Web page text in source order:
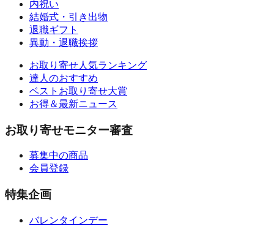
内祝い
結婚式・引き出物
退職ギフト
異動・退職挨拶
お取り寄せ人気ランキング
達人のおすすめ
ベストお取り寄せ大賞
お得＆最新ニュース
お取り寄せモニター審査
募集中の商品
会員登録
特集企画
バレンタインデー